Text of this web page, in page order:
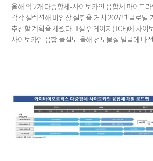
올해 약 2개 다중항체-사이토카인 융합체 파이프
각각 셀렉션해 비임상 실험을 거쳐 2027년 글로벌
추진할 계획을 세웠다. T셀 인게이저(TCE)에 사이
사이토카인 융합 물질도 올해 선도물질 발굴에 나